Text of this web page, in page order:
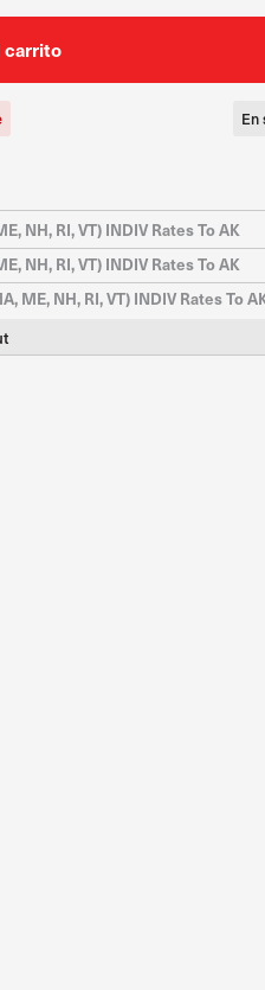
carrito
En
NH, RI, VT) INDIV Rates To AK
NH, RI, VT) INDIV Rates To AK
ME, NH, RI, VT) INDIV Rates To